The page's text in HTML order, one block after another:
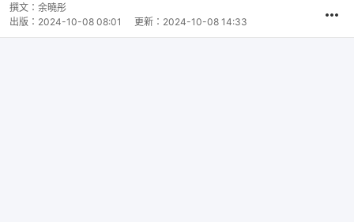
撰文： 余曉彤
出版： 2024-10-08 08:01 更新： 2024-10-08 14:33